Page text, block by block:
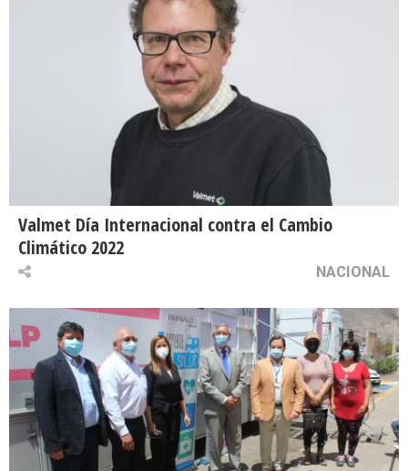
Valmet Día Internacional contra el Cambio
Climático 2022
NACIONAL